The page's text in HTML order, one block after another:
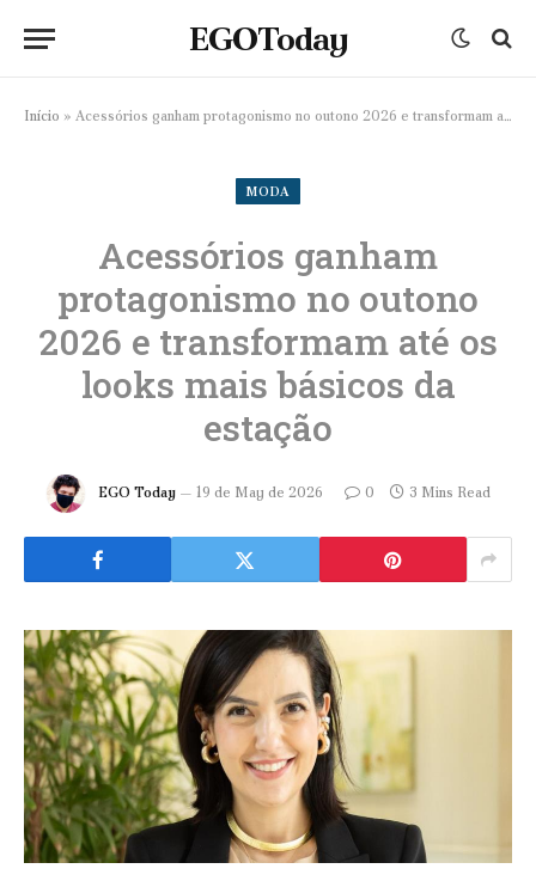
EGOToday
Início » Acessórios ganham protagonismo no outono 2026 e transformam até os looks mais básicos da estação
MODA
Acessórios ganham
protagonismo no outono
2026 e transformam até os
looks mais básicos da
estação
EGO Today 19 de May de 2026 0 3 Mins Read